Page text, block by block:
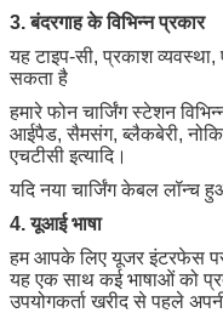
3. बंदरगाह के विभिन्न प्रकार
यह टाइप-सी, प्रकाश
सकता है
हमारे फोन चार्जिंग स्टेशन
आईपैड, सैमसंग, ब्लैकबेरी,
एचटीसी इत्यादि।
यदि नया चार्जिंग केबल लॉन्च
4. यूआई भाषा
हम आपके लिए यूजर इंटरफेस
यह एक साथ कई भाषाओं को
उपयोगकर्ता खरीद से पहले